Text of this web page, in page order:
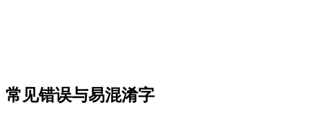
常见错误与易混淆字